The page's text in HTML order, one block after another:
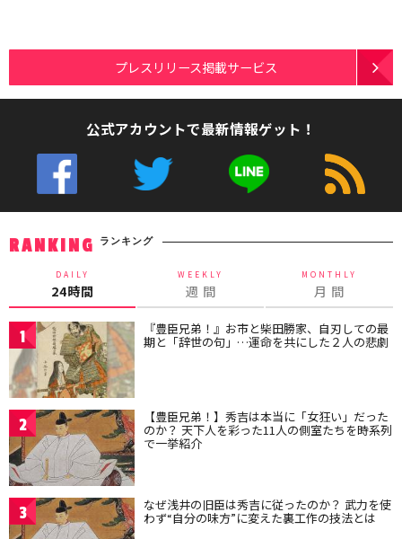
プレスリリース掲載サービス
公式アカウントで最新情報ゲット！
RANKING ランキング
DAILY
24時間
WEEKLY
週 間
MONTHLY
月 間
1 『豊臣兄弟！』お市と柴田勝家、自刃しての最
期と「辞世の句」…運命を共にした２人の悲劇
2 【豊臣兄弟！】秀吉は本当に「女狂い」だった
のか？ 天下人を彩った11人の側室たちを時系列
で一挙紹介
3 なぜ浅井の旧臣は秀吉に従ったのか？ 武力を使
わず“自分の味方”に変えた裏工作の技法とは